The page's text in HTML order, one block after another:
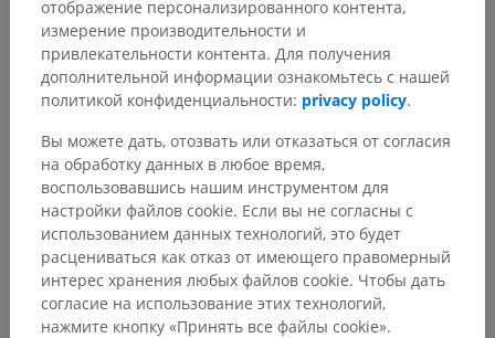
Сообщить об ошибке
отображение персонализированного контента,
измерение производительности и
привлекательности контента. Для получения
дополнительной информации ознакомьтесь с нашей
политикой конфиденциальности: privacy policy.
Вы можете дать, отозвать или отказаться от согласия
на обработку данных в любое время,
воспользовавшись нашим инструментом для
настройки файлов cookie. Если вы не согласны с
использованием данных технологий, это будет
расцениваться как отказ от имеющего правомерный
интерес хранения любых файлов cookie. Чтобы дать
согласие на использование этих технологий,
нажмите кнопку «Принять все файлы cookie».